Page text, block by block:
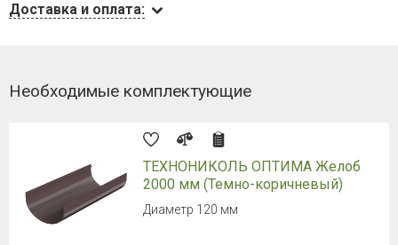
Доставка и оплата:
Необходимые комплектующие
ТЕХНОНИКОЛЬ ОПТИМА Желоб
2000 мм (Темно-коричневый)
Диаметр 120 мм